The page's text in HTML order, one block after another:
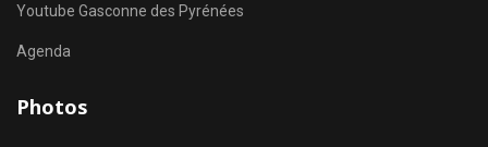
Youtube Gasconne des Pyrénées
Agenda
Photos